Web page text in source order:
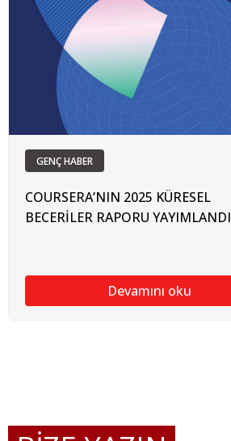
GENÇ HABER
COURSERA’NIN 2025 KÜRESEL
BECERİLER RAPORU YAYIMLANDI
Devamını oku